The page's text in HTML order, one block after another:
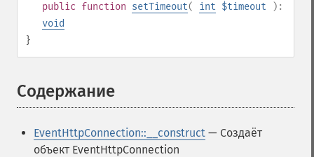
public function setTimeout( int $timeout
):
void
}
Содержание
EventHttpConnection::__construct — Создаёт
объект EventHttpConnection